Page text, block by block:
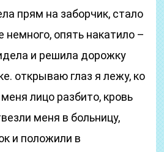
прям на заборчик, стало
опять накатило –
и решила дорожку
открываю глаз я лежу, ко
лицо разбито, кровь
меня в больницу,
и положили в